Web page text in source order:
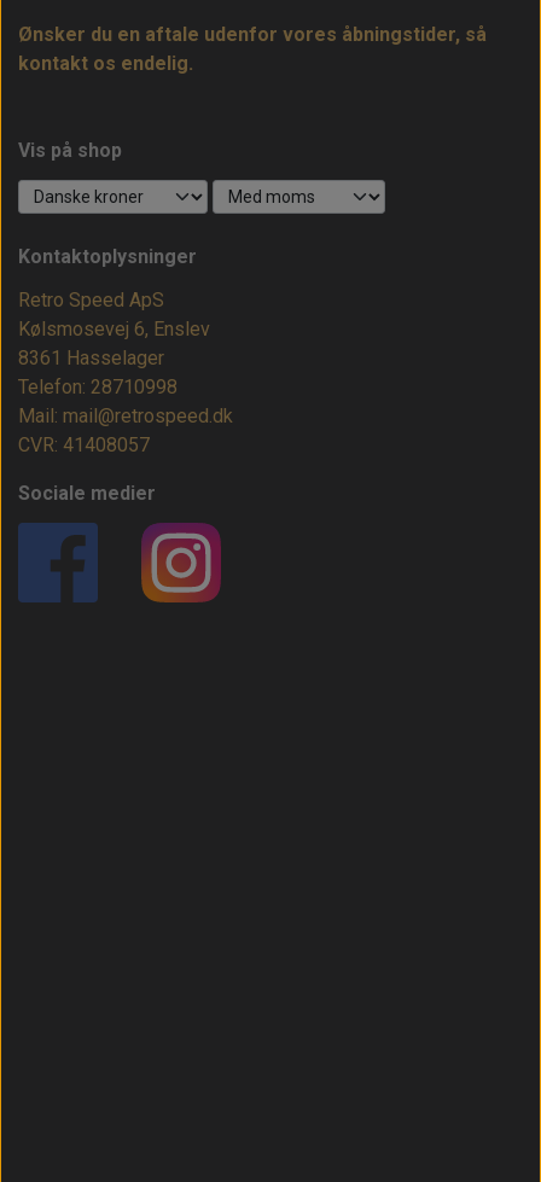
Ønsker du en aftale udenfor vores åbningstider, så
kontakt os endelig.
Vis på shop
Kontaktoplysninger
Retro Speed ApS
Kølsmosevej 6, Enslev
8361 Hasselager
Telefon: 28710998
Mail: mail@retrospeed.dk
CVR: 41408057
Sociale medier